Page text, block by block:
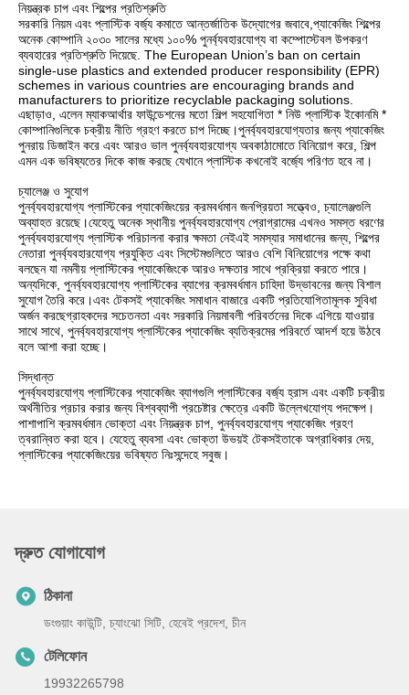
নিয়ন্ত্রক চাপ এবং শিল্পের প্রতিশ্রুতি
সরকারি নিয়ম এবং প্লাস্টিক বর্জ্য কমাতে আন্তর্জাতিক উদ্যোগের জবাবে,প্যাকেজিং শিল্পের
অনেক কোম্পানি ২০৩০ সালের মধ্যে ১০০% পুনর্ব্যবহারযোগ্য বা কম্পোস্টেবল উপকরণ
ব্যবহারের প্রতিশ্রুতি দিয়েছে. The European Union’s ban on certain
single-use plastics and extended producer responsibility (EPR)
schemes in various countries are encouraging brands and
manufacturers to prioritize recyclable packaging solutions.
এছাড়াও, এলেন ম্যাকআর্থার ফাউন্ডেশনের মতো শিল্প সহযোগিতা * নিউ প্লাস্টিক ইকোনমি *
কোম্পানিগুলিকে চক্রীয় নীতি গ্রহণ করতে চাপ দিচ্ছে।পুনর্ব্যবহারযোগ্যতার জন্য প্যাকেজিং
পুনরায় ডিজাইন করে এবং আরও ভাল পুনর্ব্যবহারযোগ্য অবকাঠামোতে বিনিয়োগ করে, শিল্প
এমন এক ভবিষ্যতের দিকে কাজ করছে যেখানে প্লাস্টিক কখনোই বর্জ্যে পরিণত হবে না।
চ্যালেঞ্জ ও সুযোগ
পুনর্ব্যবহারযোগ্য প্লাস্টিকের প্যাকেজিংয়ের ক্রমবর্ধমান জনপ্রিয়তা সত্ত্বেও, চ্যালেঞ্জগুলি
অব্যাহত রয়েছে।যেহেতু অনেক স্থানীয় পুনর্ব্যবহারযোগ্য প্রোগ্রামের এখনও সমস্ত ধরণের
পুনর্ব্যবহারযোগ্য প্লাস্টিক পরিচালনা করার ক্ষমতা নেইএই সমস্যার সমাধানের জন্য, শিল্পের
নেতারা পুনর্ব্যবহারযোগ্য প্রযুক্তি এবং সিস্টেমগুলিতে আরও বেশি বিনিয়োগের পক্ষে কথা
বলছেন যা নমনীয় প্লাস্টিকের প্যাকেজিংকে আরও দক্ষতার সাথে প্রক্রিয়া করতে পারে।
অন্যদিকে, পুনর্ব্যবহারযোগ্য প্লাস্টিকের ব্যাগের ক্রমবর্ধমান চাহিদা উদ্ভাবনের জন্য বিশাল
সুযোগ তৈরি করে।এবং টেকসই প্যাকেজিং সমাধান বাজারে একটি প্রতিযোগিতামূলক সুবিধা
অর্জন করছেগ্রাহকদের সচেতনতা এবং সরকারি নিয়মাবলী পরিবর্তনের দিকে এগিয়ে যাওয়ার
সাথে সাথে, পুনর্ব্যবহারযোগ্য প্লাস্টিকের প্যাকেজিং ব্যতিক্রমের পরিবর্তে আদর্শ হয়ে উঠবে
বলে আশা করা হচ্ছে।
সিদ্ধান্ত
পুনর্ব্যবহারযোগ্য প্লাস্টিকের প্যাকেজিং ব্যাগগুলি প্লাস্টিকের বর্জ্য হ্রাস এবং একটি চক্রীয়
অর্থনীতির প্রচার করার জন্য বিশ্বব্যাপী প্রচেষ্টার ক্ষেত্রে একটি উল্লেখযোগ্য পদক্ষেপ।
পাশাপাশি ক্রমবর্ধমান ভোক্তা এবং নিয়ন্ত্রক চাপ, পুনর্ব্যবহারযোগ্য প্যাকেজিং গ্রহণ
ত্বরান্বিত করা হবে। যেহেতু ব্যবসা এবং ভোক্তা উভয়ই টেকসইতাকে অগ্রাধিকার দেয়,
প্লাস্টিকের প্যাকেজিংয়ের ভবিষ্যত নিঃসন্দেহে সবুজ।
দ্রুত যোগাযোগ
ঠিকানা
ডংগুয়াং কাউন্টি, চ্যাংঝো সিটি, হেবেই প্রদেশ, চীন
টেলিফোন
19932265798